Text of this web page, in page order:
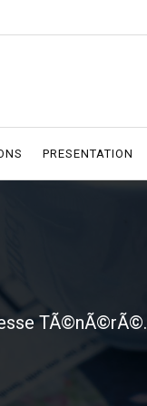
PRESENTATION
TÃ©nÃ©rÃ©.